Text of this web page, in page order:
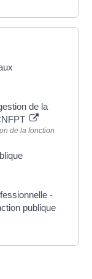
de la
de la fonction
-
publique